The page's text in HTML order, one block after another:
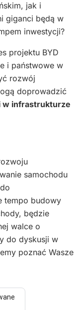
jak i
giganci będą w
inwestycji?
projektu BYD
i państwowe w
rozwój
doprowadzić
w infrastrukturze
samochodu
tempo budowy
będzie
walce o
do dyskusji w
poznać Wasze